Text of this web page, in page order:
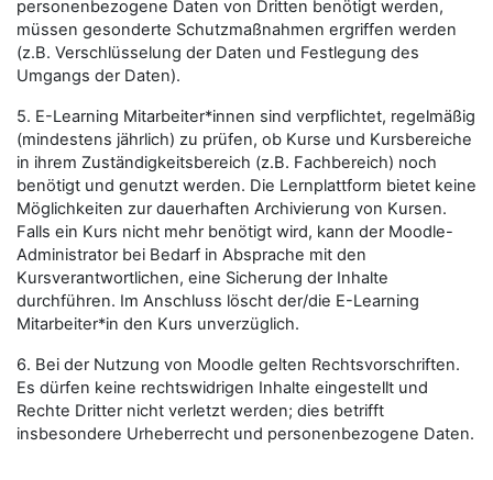
personenbezogene Daten von Dritten benötigt werden,
müssen gesonderte Schutzmaßnahmen ergriffen werden
(z.B. Verschlüsselung der Daten und Festlegung des
Umgangs der Daten).
5. E-Learning Mitarbeiter*innen sind verpflichtet, regelmäßig
(mindestens jährlich) zu prüfen, ob Kurse und Kursbereiche
in ihrem Zuständigkeitsbereich (z.B. Fachbereich) noch
benötigt und genutzt werden. Die Lernplattform bietet keine
Möglichkeiten zur dauerhaften Archivierung von Kursen.
Falls ein Kurs nicht mehr benötigt wird, kann der Moodle-
Administrator bei Bedarf in Absprache mit den
Kursverantwortlichen, eine Sicherung der Inhalte
durchführen. Im Anschluss löscht der/die E-Learning
Mitarbeiter*in den Kurs unverzüglich.
6. Bei der Nutzung von Moodle gelten Rechtsvorschriften.
Es dürfen keine rechtswidrigen Inhalte eingestellt und
Rechte Dritter nicht verletzt werden; dies betrifft
insbesondere Urheberrecht und personenbezogene Daten.